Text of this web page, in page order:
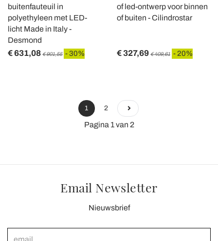
buitenfauteuil in
polyethyleen met LED-
licht Made in Italy -
Desmond
€ 631,08 € 901,55 - 30%
of led-ontwerp voor binnen
of buiten - Cilindrostar
€ 327,69 € 409,61 - 20%
1 2
Pagina 1 van 2
Email Newsletter
Nieuwsbrief